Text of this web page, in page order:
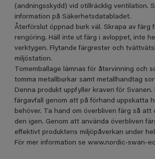
(andningsskydd) vid otillräcklig ventilation.
information på Säkerhetsdatabladet.
Återförslut öppnad burk väl. Skrapa av färg
rengöring. Häll inte ut färg i avloppet, inte
verktygen. Flytande färgrester och
miljöstation.
Tomemballage lämnas för återvinning och
tomma metallburkar samt metallhandtag
Denna produkt uppfyller kraven för Svanen.
färgavfall genom att på förhand uppskatta
behöver. Ta hand om överbliven färg så att
den igen. Genom att använda överbliven
effektivt produktens miljöpåverkan under
För mer information se www.nordic-swan-